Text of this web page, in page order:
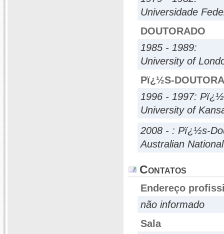
Universidade
DOUTORADO
1985 - 1989:
University of
Pï¿½S-
1996 - 1997:
University of
2008 - : Pï¿½s-
Australian
Contatos
Endereço
não informado
Sala